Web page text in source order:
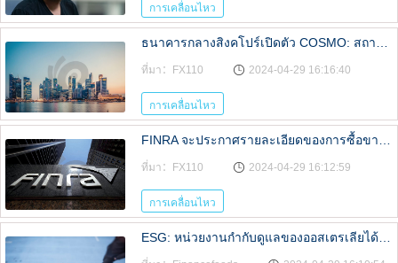
การเคลื่อนไหว
ที่มา：FX110 2024-04-29 16:16:40
การเคลื่อนไหว
ที่มา：FX110 2024-04-29 16:12:59
การเคลื่อนไหว